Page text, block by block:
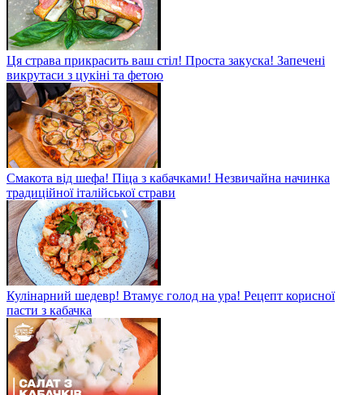
Ця страва прикрасить ваш стіл! Проста закуска! Запечені
викрутаси з цукіні та фетою
Смакота від шефа! Піца з кабачками! Незвичайна начинка
традиційної італійської страви
Кулінарний шедевр! Втамує голод на ура! Рецепт корисної
пасти з кабачка